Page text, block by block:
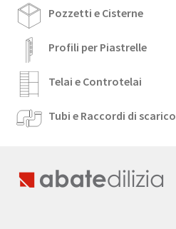
Pozzetti e Cisterne
Profili per Piastrelle
Telai e Controtelai
Tubi e Raccordi di scarico